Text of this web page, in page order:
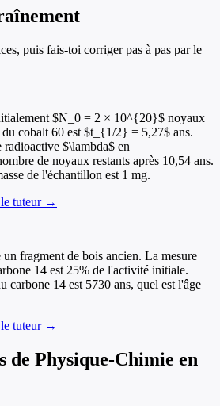
puis fais-toi corriger pas à pas par le
$N_0 = 2 × 10^{20}$ noyaux
cobalt 60 est $t_{1/2} = 5,27$ ans.
$\lambda$ en
de noyaux restants après 10,54 ans.
de l'échantillon est 1 mg.
le tuteur →
fragment de bois ancien. La mesure
14 est 25% de l'activité initiale.
carbone 14 est 5730 ans, quel est l'âge
le tuteur →
de Physique-Chimie en